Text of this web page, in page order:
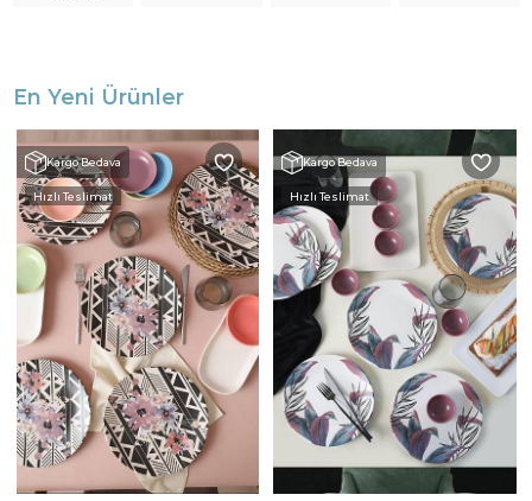
En Yeni Ürünler
Kargo Bedava
Hızlı Teslimat
Kargo Bedava
Hızlı Teslimat